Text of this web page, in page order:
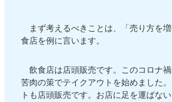
まず考えるべきことは、「売り方を
食店を例に言います。
飲食店は店頭販売です。このコロナ禍
苦肉の策でテイクアウトを始めました
トも店頭販売です。お店に足を運ばな